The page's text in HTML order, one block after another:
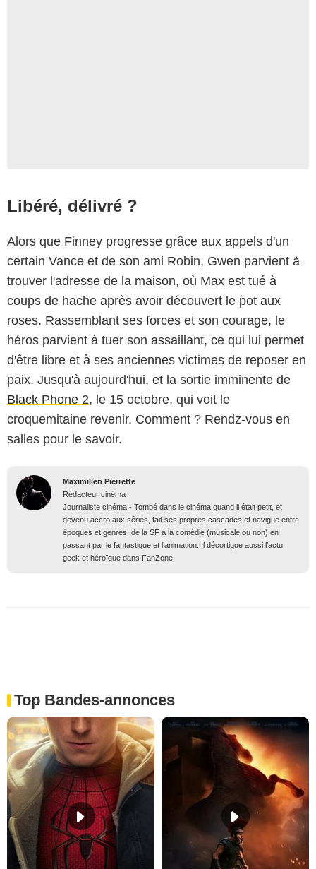
Libéré, délivré ?
Alors que Finney progresse grâce aux appels d'un
certain Vance et de son ami Robin, Gwen parvient à
trouver l'adresse de la maison, où Max est tué à
coups de hache après avoir découvert le pot aux
roses. Rassemblant ses forces et son courage, le
héros parvient à tuer son assaillant, ce qui lui permet
d'être libre et à ses anciennes victimes de reposer en
paix. Jusqu'à aujourd'hui, et la sortie imminente de
Black Phone 2, le 15 octobre, qui voit le
croquemitaine revenir. Comment ? Rendz-vous en
salles pour le savoir.
Maximilien Pierrette
Rédacteur cinéma
Journaliste cinéma - Tombé dans le cinéma quand il était petit, et
devenu accro aux séries, fait ses propres cascades et navigue entre
époques et genres, de la SF à la comédie (musicale ou non) en
passant par le fantastique et l’animation. Il décortique aussi l’actu
geek et héroïque dans FanZone.
Top Bandes-annonces